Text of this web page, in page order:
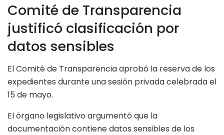
Comité de Transparencia
justificó clasificación por
datos sensibles
El Comité de Transparencia aprobó la reserva de los
expedientes durante una sesión privada celebrada el
15 de mayo.
El órgano legislativo argumentó que la
documentación contiene datos sensibles de los